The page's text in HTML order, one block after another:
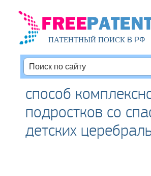
ПАТЕНТНЫЙ ПОИСКВ РФ
способ
подростков со
детских